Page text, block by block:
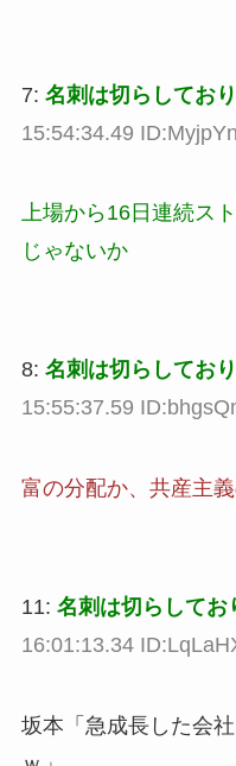
7: 名刺は切らしてお
15:54:34.49
上場から16日連続ス
じゃないか
8: 名刺は切らしてお
15:55:37.59
富の分配か、共産主
11: 名刺は切らしてお
16:01:13.34
坂本「急成長した会